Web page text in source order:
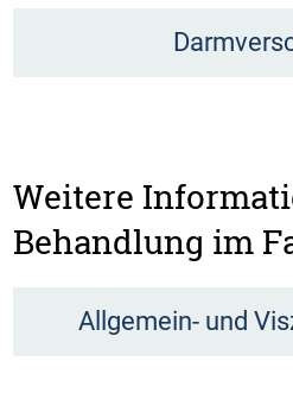
Weitere
Behandlung im
Allgemein- und